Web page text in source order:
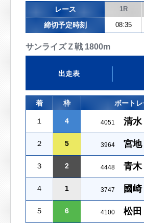
レース 1R
締切予定時刻 08:35
サンライズＺ戦 1800m
出走表
着 枠 ボート
１ 4 4051 清
２ 5 3964 宮
３ 2 4448 青
４ 1 3747 國
５ 6 4100 松